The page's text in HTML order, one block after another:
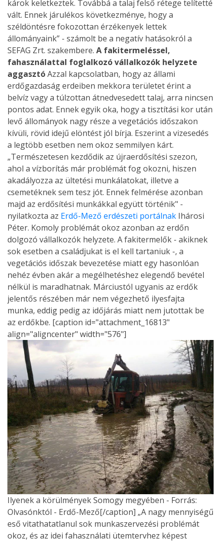
károk keletkeztek. Továbbá a talaj felső rétege telítetté
vált. Ennek járulékos következménye, hogy a
széldöntésre fokozottan érzékenyek lettek
állományaink” - számolt be a negatív hatásokról a
SEFAG Zrt. szakembere. A fakitermeléssel,
fahasználattal foglalkozó vállalkozók helyzete
aggasztóAzzal kapcsolatban, hogy az állami
erdőgazdaság erdeiben mekkora területet érint a
belvíz vagy a túlzottan átnedvesedett talaj, arra nincsen
pontos adat. Ennek egyik oka, hogy a tisztítási kor után
levő állományok nagy része a vegetációs időszakon
kívüli, rövid idejű elöntést jól bírja. Eszerint a vizesedés
a legtöbb esetben nem okoz semmilyen kárt.
„Természetesen kezdődik az újraerdősítési szezon,
ahol a vízborítás már problémát fog okozni, hiszen
akadályozza az ültetési munkálatokat, illetve a
csemetéknek sem tesz jót. Ennek felmérése azonban
majd az erdősítési munkákkal együtt történik" -
nyilatkozta az Erdő-Mező erdészeti portálnak Ihárosi
Péter. Komoly problémát okoz azonban az erdőn
dolgozó vállalkozók helyzete. A fakitermelők - akiknek
sok esetben a családjukat is el kell tartaniuk -, a
vegetációs időszak bevezetése miatt egy hasonlóan
nehéz évben akár a megélhetéshez elegendő bevétel
nélkül is maradhatnak. Márciustól ugyanis az erdők
jelentős részében már nem végezhető ilyesfajta
munka, eddig pedig az időjárás miatt nem jutottak be
az erdőkbe. [caption id="attachment_16813"
align="aligncenter" width="576"]
Ilyenek a körülmények Somogy megyében - Forrás:
Olvasónktól - Erdő-Mező[/caption] „A nagy mennyiségű
eső vitathatatlanul sok munkaszervezési problémát
okoz, és az idei fahasználati ütemtervhez képest